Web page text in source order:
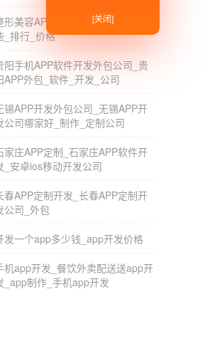
形美容APP开发_美容APP都有哪
_排行_价格
阳手机APP软件开发外包公司_贵
APP外包_软件_开发_公司
锡APP开发外包公司_无锡APP开
公司哪家好_制作_定制公司
家庄APP定制_石家庄APP软件开
_安卓ios移动开发公司
春APP定制开发_长春APP定制开
公司_外包
发一个app多少钱_app开发价格
机app开发_餐饮外卖配送送app开
_app制作_手机app开发
[关闭]